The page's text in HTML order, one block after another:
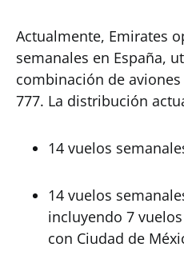
Actualmente, Emirates
semanales en España,
combinación de
777. La distribución
14 vuelos
14 vuelos
incluyendo 7
con Ciudad de